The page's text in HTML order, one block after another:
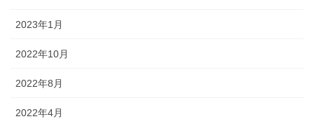
2023年1月
2022年10月
2022年8月
2022年4月